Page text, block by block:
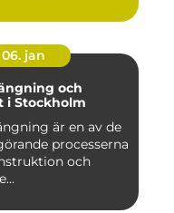
06. jan
och
i Stockholm
är en av de
processerna
och